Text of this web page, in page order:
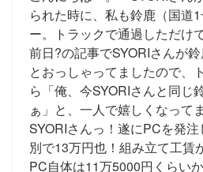
られた時に、私も鈴鹿（国道
ー。トラックで通過しただけ
前日?の記事でSYORIさんが
とおっしゃってましたので、
ら「俺、今SYORIさんと同じ
ぁ」と、一人で嬉しくなって
SYORIさんっ！遂にPCを発
別で13万円也！組み立て工賃
PC自体は11万5000円くらい